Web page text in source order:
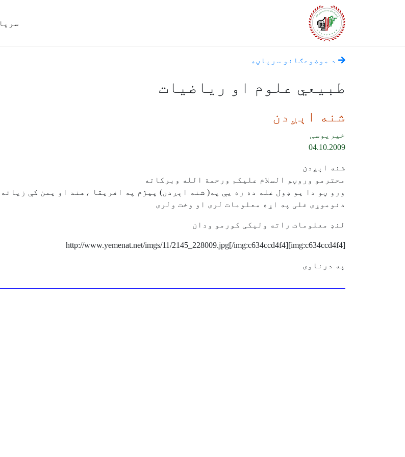
د موضوعګانو سرپاڼه
طبیعي علوم او ریاضیات
شنه اېږدن
خیریوسی
04.10.2009
شنه اېږدن
محترمو وروڼو السلام علیکم ورحمة الله وبرکاته
ورو ڼو دا یو ډول غله ده زه یې په( شنه اېږدن) پیژم په افریقا ،هند او یمن کې
دنوموړی غلی په اړه معلومات لری او وخت ولری
لنډ معلومات راته ولیکی کورمو ودان
[img:c634ccd4f4]http://www.yemenat.net/imgs/11/2145_228009.jpg[/img:c634ccd4f4]
په درناوی